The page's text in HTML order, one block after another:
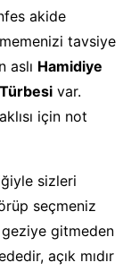
akide
tavsiye
aslı Hamidiye
var.
için not
sizleri
seçmeniz
gitmeden
açık mıdır